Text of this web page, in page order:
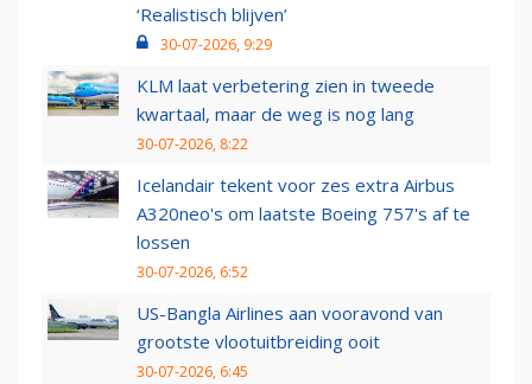
‘Realistisch blijven’
30-07-2026, 9:29
KLM laat verbetering zien in tweede
kwartaal, maar de weg is nog lang
30-07-2026, 8:22
Icelandair tekent voor zes extra Airbus
A320neo's om laatste Boeing 757's af te
lossen
30-07-2026, 6:52
US-Bangla Airlines aan vooravond van
grootste vlootuitbreiding ooit
30-07-2026, 6:45